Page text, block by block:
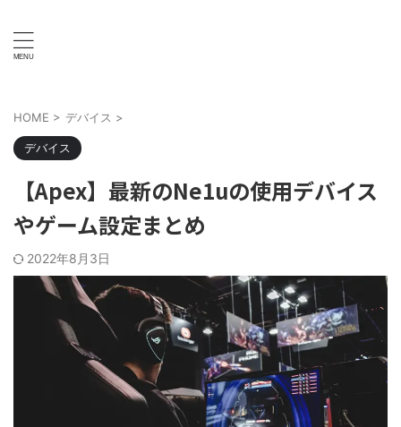
HOME > デバイス >
デバイス
【Apex】最新のNe1uの使用デバイス
やゲーム設定まとめ
2022年8月3日